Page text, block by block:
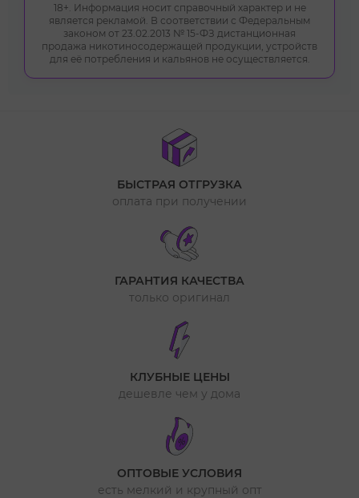
18+. Информация носит справочный характер и не
является рекламой. В соответствии с Федеральным
законом от 23.02.2013 № 15-ФЗ дистанционная
продажа никотиносодержащей продукции, устройств
для её потребления и кальянов не осуществляется.
БЫСТРАЯ ОТГРУЗКА
оплата при получении
ГАРАНТИЯ КАЧЕСТВА
только оригинал
КЛУБНЫЕ ЦЕНЫ
дешевле чем у дома
ОПТОВЫЕ УСЛОВИЯ
есть мелкий и крупный опт